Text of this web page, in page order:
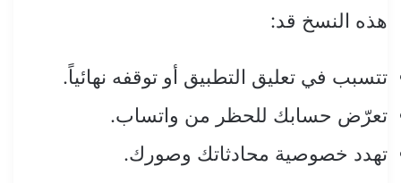
هذه النسخ قد:
تتسبب في تعليق التطبيق أو توقفه نهائياً.
تعرّض حسابك للحظر من واتساب.
تهدد خصوصية محادثاتك وصورك.